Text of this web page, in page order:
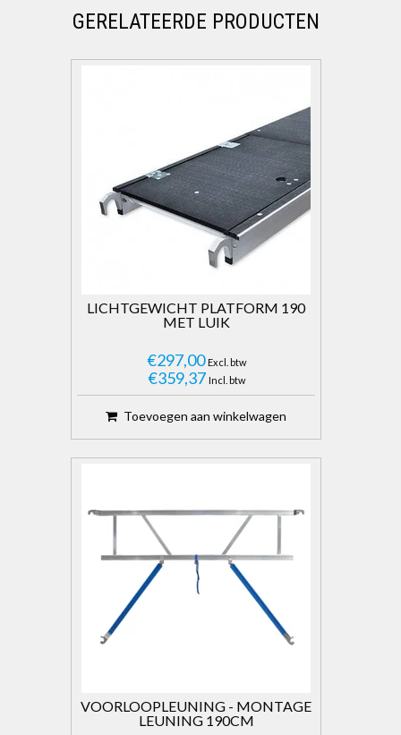
GERELATEERDE PRODUCTEN
LICHTGEWICHT PLATFORM 190
MET LUIK
€297,00 Excl. btw
€359,37 Incl. btw
Toevoegen aan winkelwagen
VOORLOOPLEUNING - MONTAGE
LEUNING 190CM